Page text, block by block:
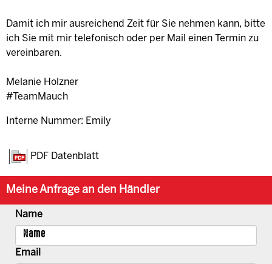
Damit ich mir ausreichend Zeit für Sie nehmen kann, bitte
ich Sie mit mir telefonisch oder per Mail einen Termin zu
vereinbaren.
Melanie Holzner
#TeamMauch
Interne Nummer: Emily
PDF Datenblatt
Meine Anfrage an den Händler
Name
Email